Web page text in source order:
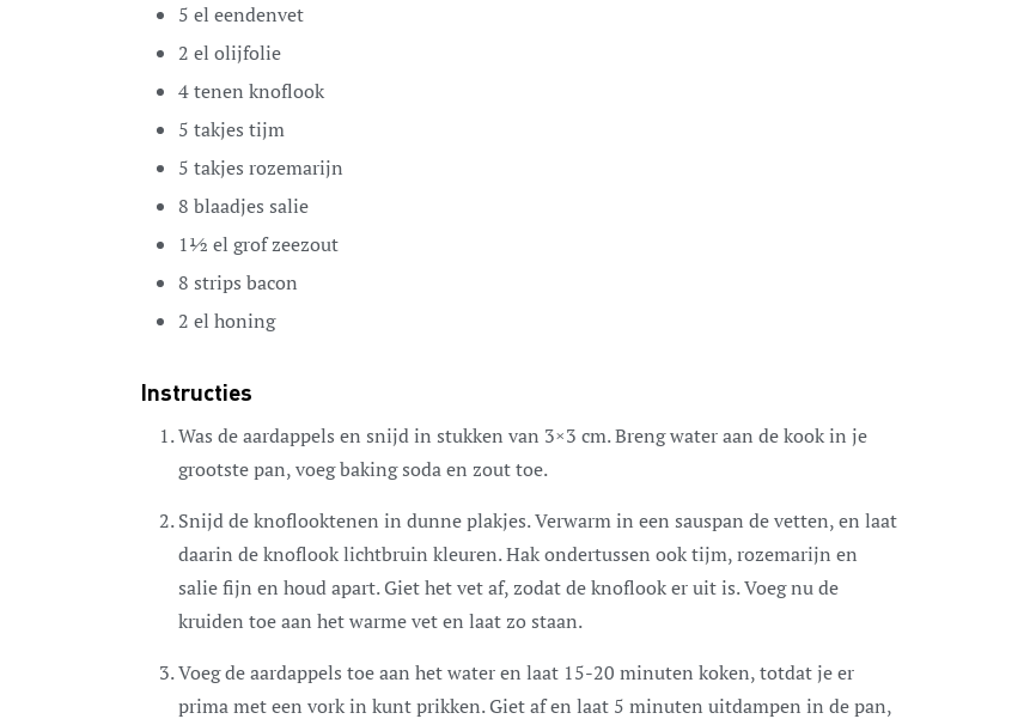
5 el eendenvet
2 el olijfolie
4tenen knoflook
5 takjes tijm
5 takjes rozemarijn
8 blaadjes salie
11⁄2 el grof zeezout
8 strips bacon
2 el honing
Instructies
Was de aardappels en snijd in stukken van 3×3 cm. Breng water aan de kook in je
grootste pan, voeg baking soda en zout toe.
Snijd de knoflooktenen in dunne plakjes. Verwarm in een sauspan de vetten, en laat
daarin de knoflook lichtbruin kleuren. Hak ondertussen ook tijm, rozemarijn en
salie fijn en houd apart. Giet het vet af, zodat de knoflook er uit is. Voeg nu de
kruiden toe aan het warme vet en laat zo staan.
Voeg de aardappels toe aan het water en laat 15-20 minuten koken, totdat je er
prima met een vork in kunt prikken. Giet af en laat 5 minuten uitdampen in de pan,